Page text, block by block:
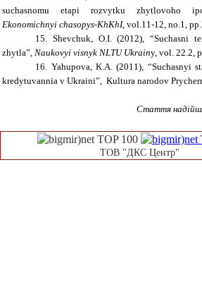
suchasnomu etapi rozvytku zhytlovoho
Ekonomichnyi chasopys-KhKhI, vol.11-12, no.1,
15. Shevchuk, O.I. (2012), “Suchasni
zhytla”, Naukovyi visnyk NLTU Ukrainy, vol. 22.2,
16. Yahupova, K.A. (2011), “Suchasnyi
kredytuvannia v Ukraini”, Kultura narodov
Стаття
ТОВ "ДКС Центр"